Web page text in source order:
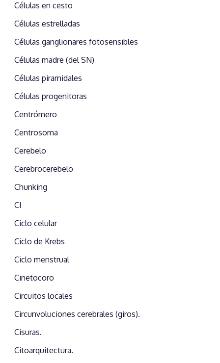
Células en cesto
Células estrelladas
Células ganglionares fotosensibles
Células madre (del SN)
Células piramidales
Células progenitoras
Centrómero
Centrosoma
Cerebelo
Cerebrocerebelo
Chunking
CI
Ciclo celular
Ciclo de Krebs
Ciclo menstrual
Cinetocoro
Circuitos locales
Circunvoluciones cerebrales (giros).
Cisuras.
Citoarquitectura.